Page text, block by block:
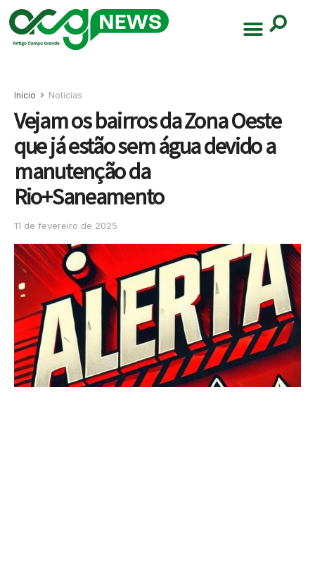
Início Noticias
Vejam os bairros da Zona Oeste
que já estão sem água devido a
manutenção da
Rio+Saneamento
11 de fevereiro de 2025